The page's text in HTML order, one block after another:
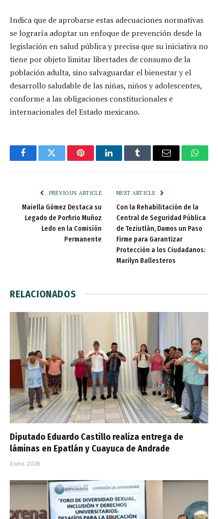
Indica que de aprobarse estas adecuaciones normativas
se lograría adoptar un enfoque de prevención desde la
legislación en salud pública y precisa que su iniciativa no
tiene por objeto limitar libertades de consumo de la
población adulta, sino salvaguardar el bienestar y el
desarrollo saludable de las niñas, niños y adolescentes,
conforme a las obligaciones constitucionales e
internacionales del Estado mexicano.
FacebookTwitter PinterestLinkedInTumblr Email
PREVIOUS ARTICLE
Maiella Gómez Destaca su
Legado de Porfirio Muñoz
Ledo en la Comisión
Permanente
NEXT ARTICLE
Con la Rehabilitación de la
Central de Seguridad Pública
de Teziutlán, Damos un Paso
Firme para Garantizar
Protección a los Ciudadanos:
Marilyn Ballesteros
RELACIONADOS
Diputado Eduardo Castillo realiza entrega de
láminas en Epatlán y Cuayuca de Andrade
3 julio, 2026